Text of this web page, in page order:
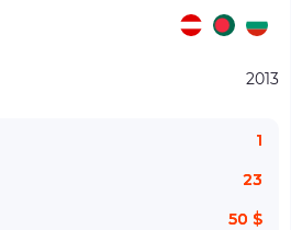
2013
1
23
50 $